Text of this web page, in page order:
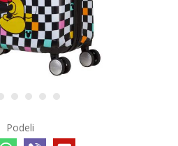
2 3 4 5 6
Podeli